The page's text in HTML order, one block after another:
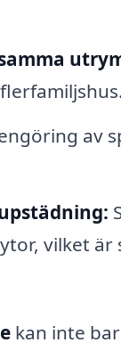
av
vilket
kan inte